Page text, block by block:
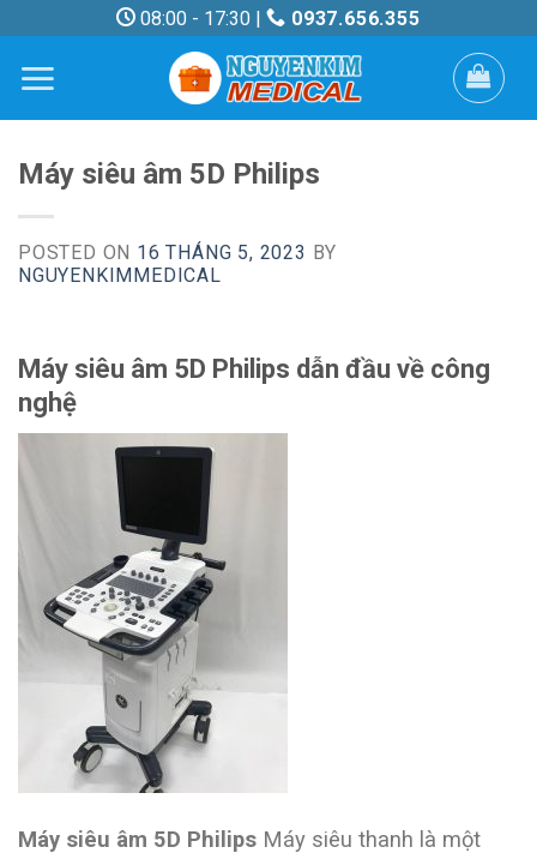
content
08:00 - 17:30 | 0937.656.355
Máy siêu âm 5D Philips
POSTED ON 16 THÁNG 5, 2023 BY
NGUYENKIMMEDICAL
Máy siêu âm 5D Philips dẫn đầu về công
nghệ
Máy siêu âm 5D Philips Máy siêu thanh là một